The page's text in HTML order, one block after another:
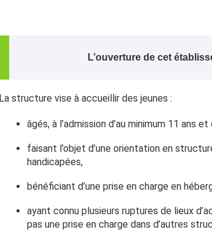
L’ouverture de cet
La structure vise à accueillir des jeunes :
âgés, à l’admission d’au minimum 11 ans et
faisant l’objet d’une orientation en
handicapées,
bénéficiant d’une prise en charge en
ayant connu plusieurs ruptures de lieux
pas une prise en charge dans d’autres